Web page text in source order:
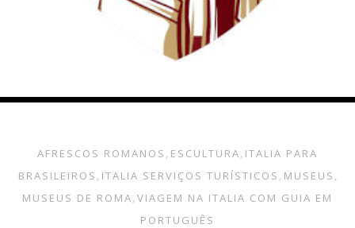
AFRESCOS ROMANOS , ESCULTURA, ITALIA PARA
BRASILEIROS , ITALIA SERVIÇOS TURÍSTICOS , MUSEUS ,
MUSEUS DE ROMA, VIAGEM NA ITALIA COM GUIA EM
PORTUGUÊS